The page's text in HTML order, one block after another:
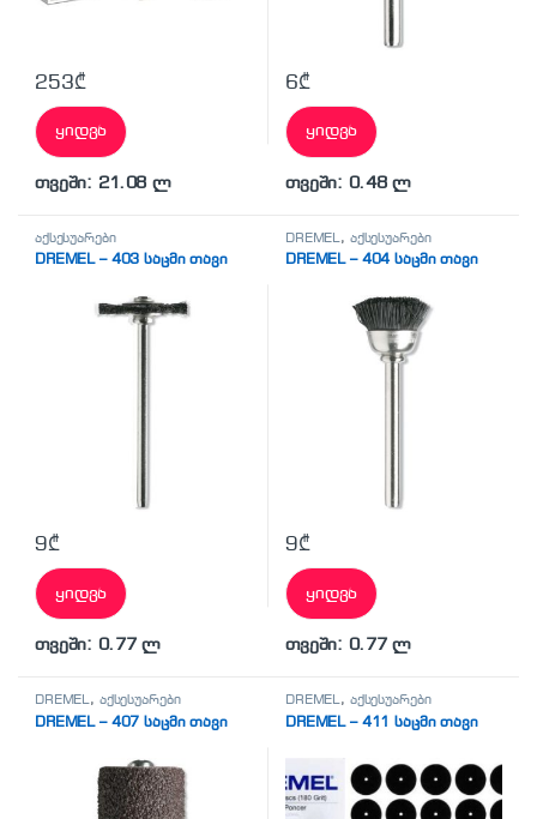
253₾
ყიდვა
თვეში: 21.08 ლ
6₾
ყიდვა
თვეში: 0.48 ლ
აქსესუარები
DREMEL – 403 საცმი თავი
9₾
ყიდვა
თვეში: 0.77 ლ
DREMEL, აქსესუარები
DREMEL – 404 საცმი თავი
9₾
ყიდვა
თვეში: 0.77 ლ
DREMEL, აქსესუარები
DREMEL – 407 საცმი თავი
DREMEL, აქსესუარები
DREMEL – 411 საცმი თავი